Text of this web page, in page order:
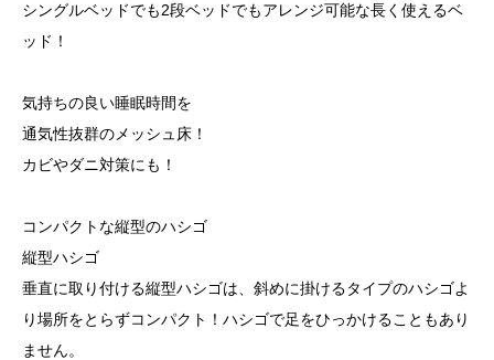
シングルベッドでも2段ベッドでもアレンジ可能な長く使えるベ
ッド！
気持ちの良い睡眠時間を
通気性抜群のメッシュ床！
カビやダニ対策にも！
コンパクトな縦型のハシゴ
縦型ハシゴ
垂直に取り付ける縦型ハシゴは、斜めに掛けるタイプのハシゴよ
り場所をとらずコンパクト！ハシゴで足をひっかけることもあり
ません。